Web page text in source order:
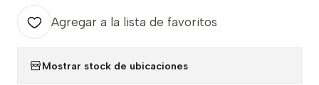
Agregar a la lista de favoritos
Mostrar stock de ubicaciones